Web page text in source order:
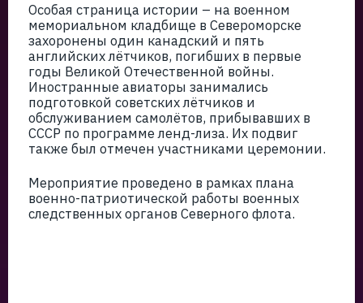
Особая страница истории – на военном
мемориальном кладбище в Североморске
захоронены один канадский и пять
английских лётчиков, погибших в первые
годы Великой Отечественной войны.
Иностранные авиаторы занимались
подготовкой советских лётчиков и
обслуживанием самолётов, прибывавших в
СССР по программе ленд-лиза. Их подвиг
также был отмечен участниками церемонии.
Мероприятие проведено в рамках плана
военно-патриотической работы военных
следственных органов Северного флота.